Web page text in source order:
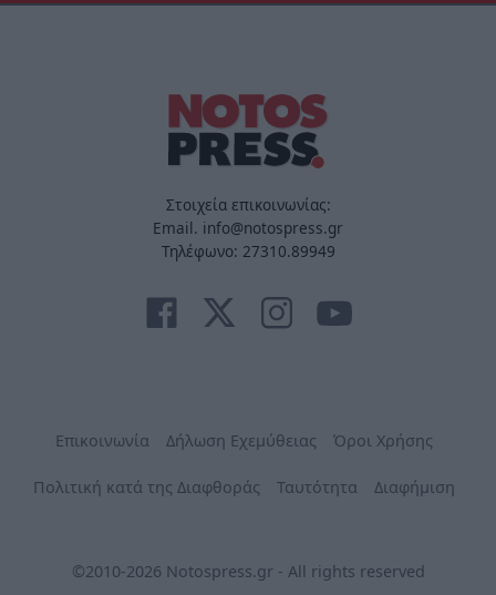
Στοιχεία επικοινωνίας:
Email. info@notospress.gr
Τηλέφωνο: 27310.89949
Επικοινωνία Δήλωση Εχεμύθειας Όροι Χρήσης
Πολιτική κατά της Διαφθοράς Ταυτότητα Διαφήμιση
©2010-2026 Notospress.gr - All rights reserved